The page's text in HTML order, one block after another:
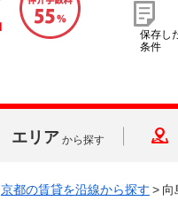
保存し
条件
エリア から探す
京都の賃貸を沿線から探す > 向